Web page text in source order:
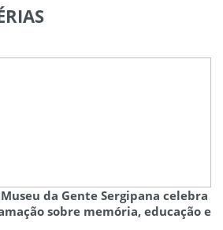
da Gente Sergipana celebra
sobre memória, educação e